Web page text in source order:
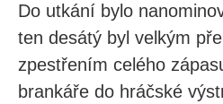
Do utkání bylo
ten desátý byl velkým
zpestřením celého
brankáře do hráčské